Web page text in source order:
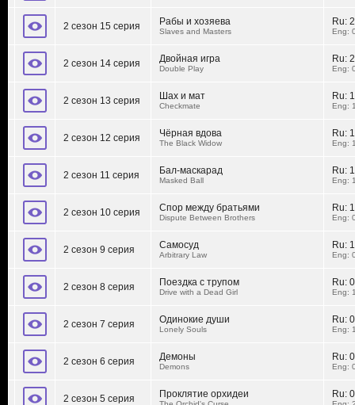
2 сезон 15 серия Рабы и хозяева
Slaves and Masters
Ru:
Eng:
2 сезон 14 серия Двойная игра
Double Play
Ru:
Eng:
2 сезон 13 серия Шах и мат
Checkmate
Ru:
Eng:
2 сезон 12 серия Чёрная вдова
The Black Widow
Ru:
Eng:
2 сезон 11 серия Бал-маскарад
Masked Ball
Ru:
Eng:
2 сезон 10 серия Спор между братьями
Dispute Between Brothers
Ru:
Eng:
2 сезон 9 серия Самосуд
Arbitrary Law
Ru:
Eng:
2 сезон 8 серия Поездка с трупом
Drive with a Dead Girl
Ru:
Eng:
2 сезон 7 серия Одинокие души
Lonely Souls
Ru:
Eng:
2 сезон 6 серия Демоны
Demons
Ru:
Eng:
2 сезон 5 серия Проклятие орхидеи Ru: